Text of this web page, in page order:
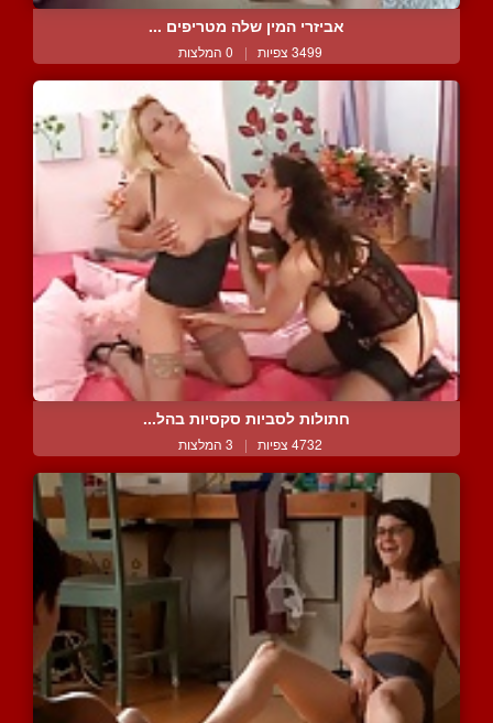
אביזרי המין שלה מטריפים ...
3499 צפיות | 0 המלצות
חתולות לסביות סקסיות בהל...
4732 צפיות | 3 המלצות